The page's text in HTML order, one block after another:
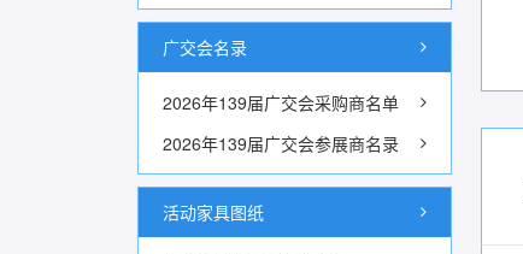
广交会名录
2026年139届广交会采购商名单
2026年139届广交会参展商名录
活动家具图纸